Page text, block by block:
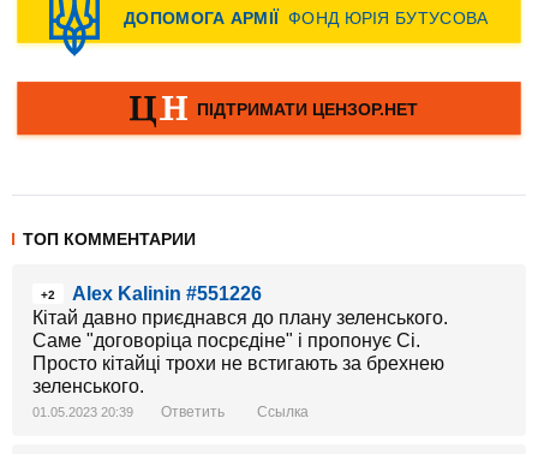
ТОП КОММЕНТАРИИ
+2
Alex Kalinin #551226
Кітай давно приєднався до плану зеленського.
Саме "договоріца посрєдіне" і пропонує Сі.
Просто кітайці трохи не встигають за брехнею
зеленського.
01.05.2023 20:39 Ответить Ссылка